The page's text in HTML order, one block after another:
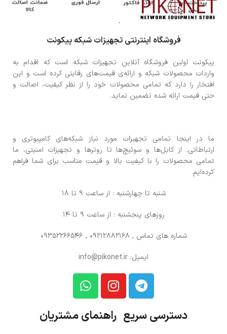
فروشگاه اینترنتی تجهیزات شبکه پیکونت
پیکونت اولین فروشگاه آنلاین تجهیزات شبکه است که اقدام به
واردات محصولات شبکه و ارائه‌ی قیمت‌های رقابتی کرده است و این
افتخار را دارد که تمامی محصولات خود را از نظر کیفیت، اصالت و
حتی قیمت ارائه شده تضمین نماید.
ما در اینجا تمامی تجهیزات مورد نیاز شبکه‌های کامپیوتری و
ارتباطاتی. از کابل‌ها و سوئیچ‌ها تا روترها و تجهیزات امنیتی، ما
تمامی محصولات را با کیفیت بالا و قیمت مناسب برای شما فراهم
کرده‌ایم.
شنبه تا چهارشنبه : از ساعت 9 تا 18
روزهای پنجشنبه : از ساعت 9 تا 14
شماره های تماس , 09212882168 , 09352266546
ایمیل: info@pikonet.ir
دسترسی سریع راهنمای مشتریان